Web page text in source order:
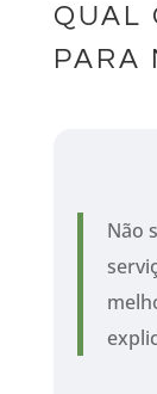
QUAL
PARA
Não